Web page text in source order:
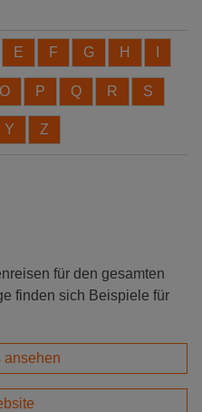
E F G H
O P Q R S
Y Z
für den gesamten
finden sich Beispiele für
ansehen